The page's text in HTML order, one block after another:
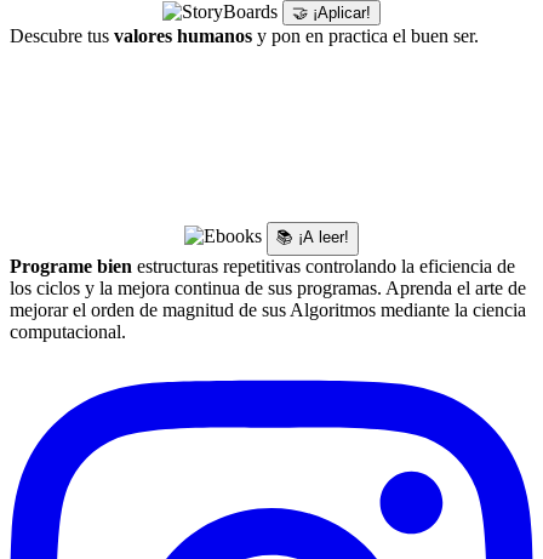
🤝 ¡Aplicar!
Descubre tus valores humanos y pon en practica el buen ser.
📚 ¡A leer!
Programe bien estructuras repetitivas controlando la eficiencia de
los ciclos y la mejora continua de sus programas. Aprenda el arte de
mejorar el orden de magnitud de sus Algoritmos mediante la ciencia
computacional.